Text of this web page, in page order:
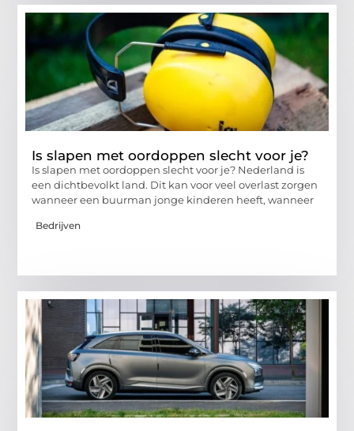
Is slapen met oordoppen slecht voor je?
Is slapen met oordoppen slecht voor je? Nederland is
een dichtbevolkt land. Dit kan voor veel overlast zorgen
wanneer een buurman jonge kinderen heeft, wanneer
Bedrijven